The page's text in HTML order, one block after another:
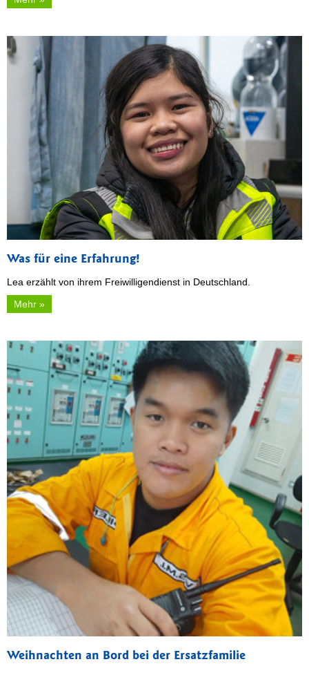
Was für eine Erfahrung!
Lea erzählt von ihrem Freiwilligendienst in Deutschland.
Mehr »
Weihnachten an Bord bei der Ersatzfamilie